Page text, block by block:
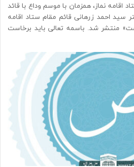
اقامه نماز، همزمان با موسم وداع با قائد
سید احمد زرهانی قائم مقام ستاد اقامه
منتشر شد. باسمه تعالی باید برخاست